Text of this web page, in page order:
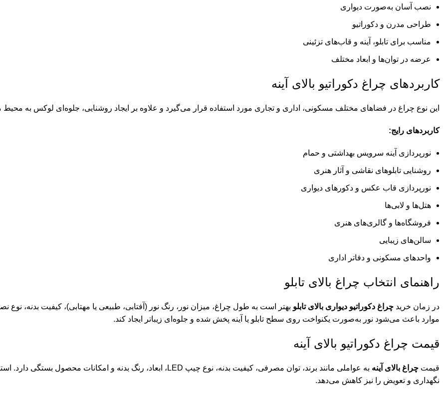
نصب آسان به‌صورت دیواری
طراحی مدرن و دکوراتیو
مناسب برای تابلو، آینه و قاب‌های تزئینی
عرضه در توان‌ها و ابعاد مختلف
کاربردهای چراغ دکوراتیو بالای آینه
این نوع چراغ در فضاهای مختلف مسکونی، اداری و تجاری مورد استفاده قرار می‌گیرد و علاوه بر ایجاد روشنایی، جلوه‌ای لوکس به
کاربردهای رایج:
نورپردازی آینه سرویس بهداشتی و حمام
روشنایی تابلوهای نقاشی و آثار هنری
نورپردازی قاب عکس و دکورهای دیواری
هتل‌ها و لابی‌ها
فروشگاه‌ها و گالری‌های هنری
سالن‌های زیبایی
واحدهای مسکونی و دفاتر اداری
راهنمای انتخاب چراغ بالای تابلو
در زمان خرید چراغ دکوراتیو دیواری بالای تابلو بهتر است به طول چراغ، میزان نور، رنگ نور (آفتابی، طبیعی یا مهتابی)، کیفیت بدنه،
موارد باعث می‌شود نور به‌صورت یکنواخت روی سطح تابلو یا آینه پخش شده و جلوه‌ای زیباتر ایجاد کند.
قیمت چراغ دکوراتیو بالای آینه
قیمت چراغ بالای آینه
نگهداری و تعویض را نیز کاهش می‌دهد.